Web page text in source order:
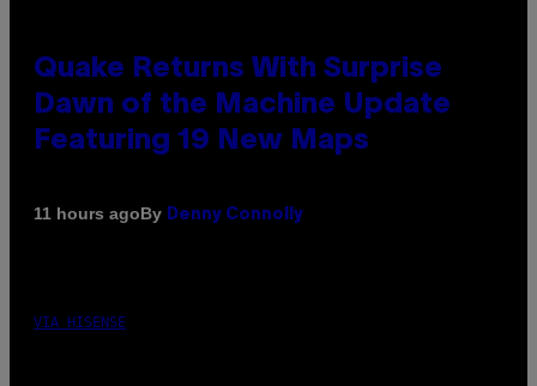
Quake Returns With Surprise
Dawn of the Machine Update
Featuring 19 New Maps
11 hours agoBy Denny Connolly
VIA HISENSE